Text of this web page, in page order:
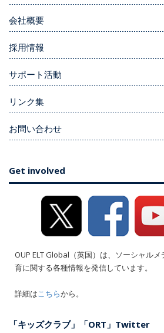
会社概要
採用情報
サポート活動
リンク集
お問い合わせ
Get involved
OUP ELT Global（英国）は、ソーシャル
育に関する各種情報を発信しています。
詳細はこちらから。
「キッズクラブ」「ORT」Twitter